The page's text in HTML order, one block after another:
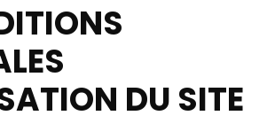
DU SITE